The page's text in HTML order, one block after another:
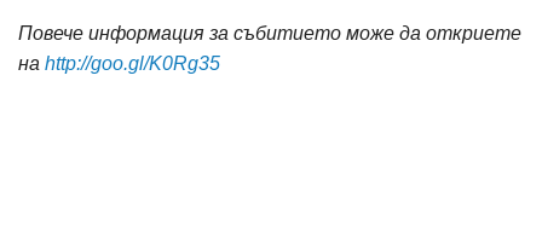
Повече информация за събитието може да откриете
на http://goo.gl/K0Rg35